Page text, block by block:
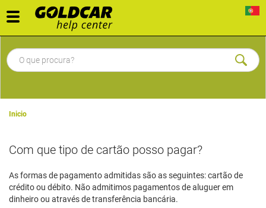
Toggle
navigation
Inicio
Com que tipo de cartão posso pagar?
As formas de pagamento admitidas são as seguintes: cartão de
crédito ou débito. Não admitimos pagamentos de aluguer em
dinheiro ou através de transferência bancária.